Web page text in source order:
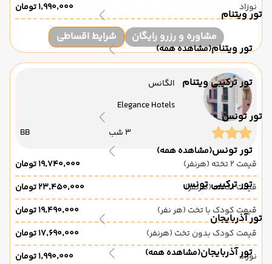
تور ویتنام
تور ویتنام(مشاهده همه)
تور ترکیبی ویتنام
تور تونس
تور تونس(مشاهده همه)
تور ترکیبی تونس
تور آذربایجان
تور آذربایجان(مشاهده همه)
نوزاد
۱٬۹۹۰٬۰۰۰ تومان
مشاوره و رزرو رایگان شرایط اقساطی
الگانس
Elegance Hotels
3 شب BB
قیمت 2 تخته (هرنفر)
۱۹٬۷۴۰٬۰۰۰ تومان
قیمت 1 تخته (هرنفر)
۲۳٬۴۵۰٬۰۰۰ تومان
قیمت کودک با تخت (هر نفر)
۱۹٬۴۹۰٬۰۰۰ تومان
قیمت کودک بدون تخت (هرنفر)
۱۷٬۶۹۰٬۰۰۰ تومان
نوزاد
۱٬۹۹۰٬۰۰۰ تومان